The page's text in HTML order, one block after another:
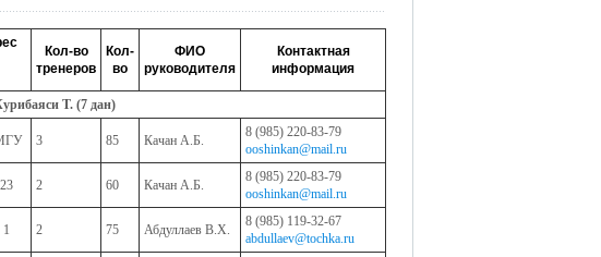
Кол-во
тренеров
Кол-
во
ФИО
руководителя
Контактная
информация
Т. (7 дан)
3 85 Качан А.Б.
8 (985) 220-83-79
ooshinkan@mail.ru
2 60 Качан А.Б.
8 (985) 220-83-79
ooshinkan@mail.ru
1 2 75 Абдуллаев В.Х.
8 (985) 119-32-67
abdullaev@tochka.ru